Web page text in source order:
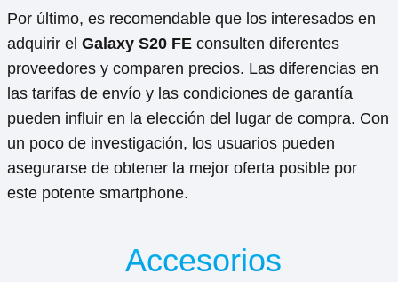
Por último, es recomendable que los interesados en
adquirir el Galaxy S20 FE consulten diferentes
proveedores y comparen precios. Las diferencias en
las tarifas de envío y las condiciones de garantía
pueden influir en la elección del lugar de compra. Con
un poco de investigación, los usuarios pueden
asegurarse de obtener la mejor oferta posible por
este potente smartphone.
Accesorios